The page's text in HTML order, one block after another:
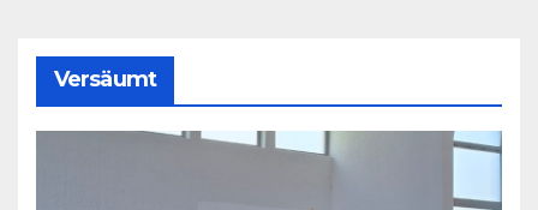
Versäumt